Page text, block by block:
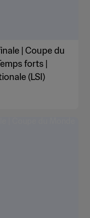
| Coupe du
forts |
(LSI)